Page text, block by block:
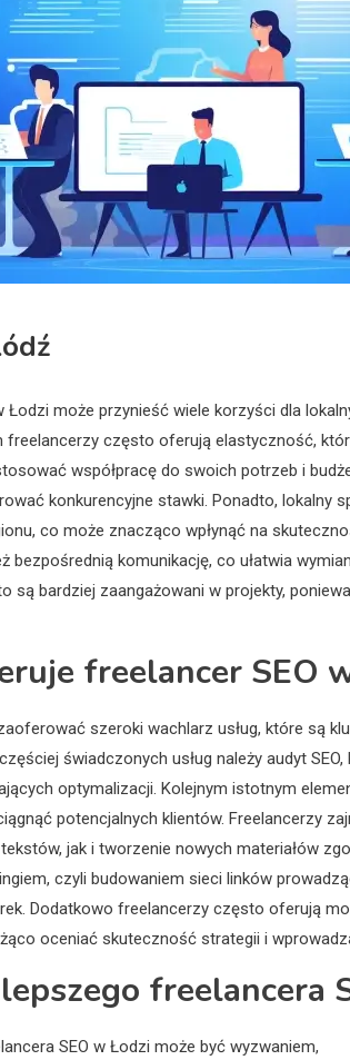
Łodzi może przynieść wiele korzyści dla
freelancerzy często oferują elastyczność,
współpracę do swoich potrzeb i
konkurencyjne stawki. Ponadto, lokalny
co może znacząco wpłynąć na
bezpośrednią komunikację, co ułatwia
są bardziej zaangażowani w projekty,
freelancer SEO
szeroki wachlarz usług, które są
świadczonych usług należy audyt
optymalizacji. Kolejnym istotnym
potencjalnych klientów. Freelancerzy
jak i tworzenie nowych materiałów
czyli budowaniem sieci linków
Dodatkowo freelancerzy często oferują
oceniać skuteczność strategii i
freelancera
SEO w Łodzi może być wyzwaniem,